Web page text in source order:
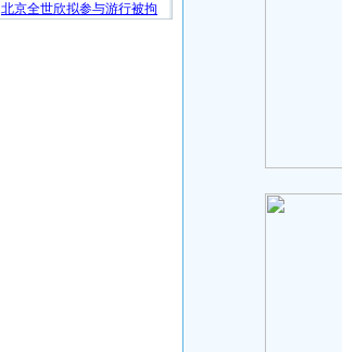
北京全世欣拟参与游行被拘